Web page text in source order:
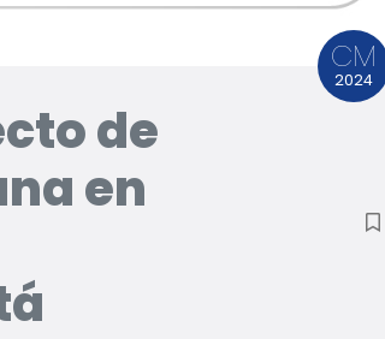
CM
2024
de
en